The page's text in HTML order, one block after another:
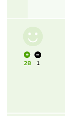
28 1